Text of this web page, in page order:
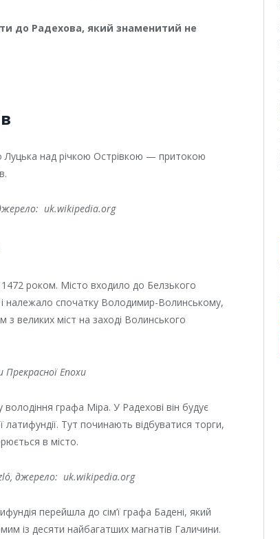
до Радехова, який знаменитий не
Луцька над річкою Острівкою — притокою
uk.wikipedia.org
роком. Місто входило до Белзького
належало спочатку Володимир-Волинському,
великих міст на заході Волинського
Прекрасної Епохи
графа Міра. У Радехові він будує
Тут починають відбуватися торги,
в місто.
джерело: uk.wikipedia.org
перейшла до сім’ї графа Бадені, який
із десяти найбагатших магнатів Галичини.